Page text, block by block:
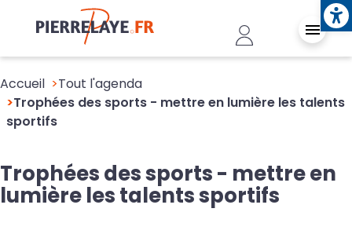
Aller au contenu principal
Header -
Accueil
Tout l'agenda
Trophées des sports - mettre en lumière les talents
sportifs
Trophées des sports - mettre en
lumière les talents sportifs